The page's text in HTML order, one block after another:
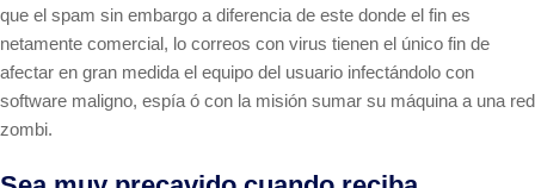
que el spam sin embargo a diferencia de este donde el fin es
netamente comercial, lo correos con virus tienen el único fin de
afectar en gran medida el equipo del usuario infectándolo con
software maligno, espía ó con la misión sumar su máquina a una red
zombi.